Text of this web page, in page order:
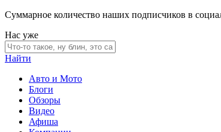
Суммарное количество наших подписчиков в
Нас уже
Найти
Авто и Мото
Блоги
Обзоры
Видео
Афиша